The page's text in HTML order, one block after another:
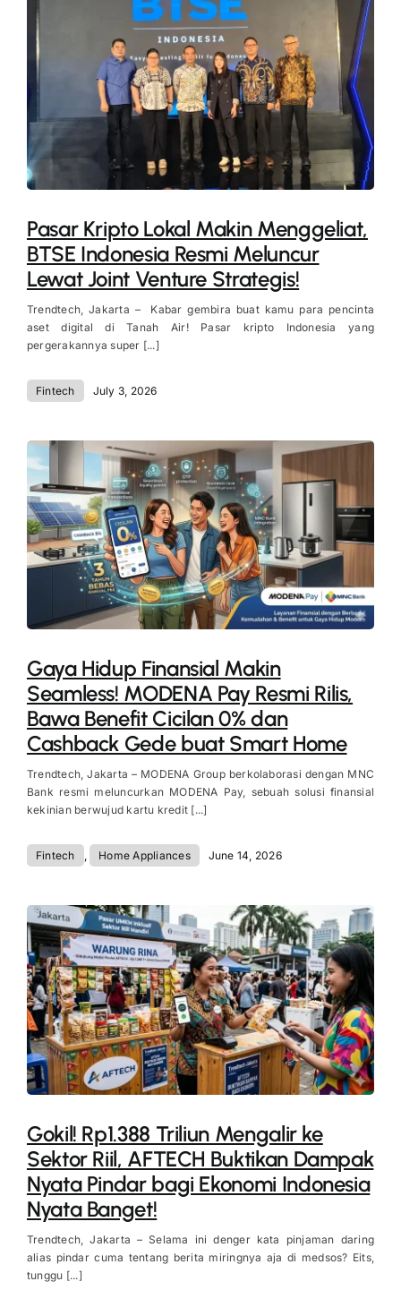
Pasar Kripto Lokal Makin Menggeliat,
BTSE Indonesia Resmi Meluncur
Lewat Joint Venture Strategis!
Trendtech, Jakarta – Kabar gembira buat kamu para pencinta
aset digital di Tanah Air! Pasar kripto Indonesia yang
pergerakannya super [...]
Fintech July 3, 2026
Gaya Hidup Finansial Makin
Seamless! MODENA Pay Resmi Rilis,
Bawa Benefit Cicilan 0% dan
Cashback Gede buat Smart Home
Trendtech, Jakarta – MODENA Group berkolaborasi dengan MNC
Bank resmi meluncurkan MODENA Pay, sebuah solusi finansial
kekinian berwujud kartu kredit [...]
Fintech , Home Appliances June 14, 2026
Gokil! Rp1.388 Triliun Mengalir ke
Sektor Riil, AFTECH Buktikan Dampak
Nyata Pindar bagi Ekonomi Indonesia
Nyata Banget!
Trendtech, Jakarta – Selama ini denger kata pinjaman daring
alias pindar cuma tentang berita miringnya aja di medsos? Eits,
tunggu [...]